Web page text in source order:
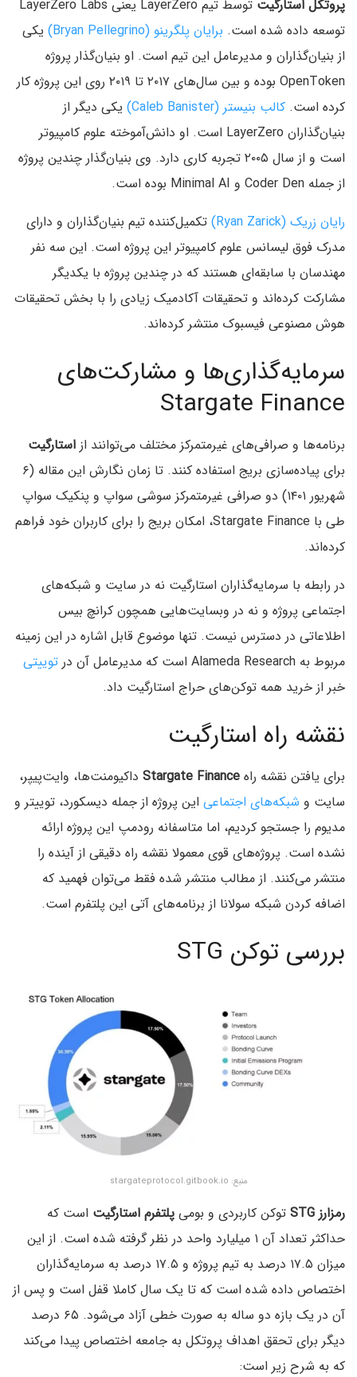
پروتکل استارگیت
توسط تیم LayerZero یعنی LayerZero Labs
توسعه داده شده است. برایان پلگرینو (Bryan Pellegrino)
یکی
از بنیان‌گذاران و مدیرعامل این تیم است. او بنیان‌گذار پروژه
OpenToken بوده و بین سال‌های ۲۰۱۷ تا ۲۰۱۹ روی این پروژه کار
کرده است. کالب بنیستر (Caleb Banister)
یکی دیگر از
بنیان‌گذاران LayerZero است. او دانش‌آموخته علوم کامپیوتر
است و از سال ۲۰۰۵ تجربه کاری دارد. وی بنیان‌گذار چندین پروژه
از جمله Coder Den و Minimal AI بوده است.
رایان زریک (Ryan Zarick)
تکمیل‌کننده تیم بنیان‌گذاران و دارای
مدرک فوق لیسانس علوم کامپیوتر این پروژه است. این سه نفر
مهندسان با سابقه‌ای هستند که در چندین پروژه با یکدیگر
مشارکت کرده‌اند و تحقیقات آکادمیک زیادی را با بخش تحقیقات
هوش مصنوعی فیسبوک منتشر کرده‌اند.
سرمایه‌گذاری‌ها و مشارکت‌های
Stargate Finance
برنامه‌ها و صرافی‌های غیرمتمرکز مختلف می‌توانند از استارگیت
برای پیاده‌سازی بریج استفاده کنند. تا زمان نگارش این مقاله (۶
شهریور ۱۴۰۱) دو صرافی غیرمتمرکز سوشی سواپ و پنکیک سواپ
طی با Stargate Finance، امکان بریج را برای کاربران خود فراهم
کرده‌اند.
در رابطه با سرمایه‌گذاران استارگیت نه در سایت و شبکه‌های
اجتماعی پروژه و نه در وبسایت‌هایی همچون کرانچ بیس
اطلاعاتی در دسترس نیست. تنها موضوع قابل اشاره در این زمینه
مربوط به Alameda Research است که مدیرعامل آن در
توییتی
خبر از خرید همه توکن‌های حراج استارگیت داد.
نقشه راه استارگیت
برای یافتن نقشه راه Stargate Finance داکیومنت‌ها، وایت‌پیپر،
سایت و شبکه‌های اجتماعی این پروژه از جمله دیسکورد،‌ توییتر و
مدیوم را جستجو کردیم، اما متاسفانه رودمپ این پروژه ارائه
نشده است. پروژه‌های قوی معمولا نقشه راه دقیقی از آینده را
منتشر می‌کنند. از مطالب منتشر شده فقط می‌توان فهمید که
اضافه کردن شبکه سولانا از برنامه‌های آتی این پلتفرم است.
بررسی توکن STG
منبع: stargateprotocol.gitbook.io
رمزارز STG توکن کاربردی و بومی پلتفرم استارگیت است که
حداکثر تعداد آن ۱ میلیارد واحد در نظر گرفته شده است. از این
میزان ۱۷.۵ درصد به تیم پروژه و ۱۷.۵ درصد به سرمایه‌گذاران
اختصاص داده شده است که تا یک سال کاملا قفل است و پس از
آن در یک بازه دو ساله به صورت خطی آزاد می‌شود. ۶۵ درصد
دیگر برای تحقق اهداف پروتکل به جامعه اختصاص پیدا می‌کند
که به شرح زیر است: